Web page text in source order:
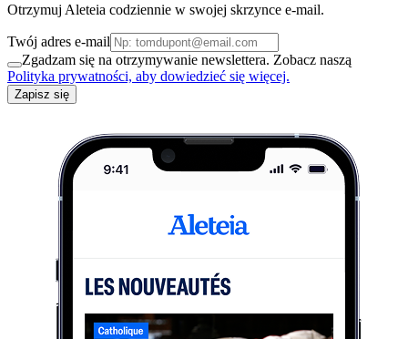
Otrzymuj Aleteia codziennie w swojej skrzynce e-mail.
Twój adres e-mail
Zgadzam się na otrzymywanie newslettera. Zobacz naszą
Polityka prywatności, aby dowiedzieć się więcej.
Zapisz się